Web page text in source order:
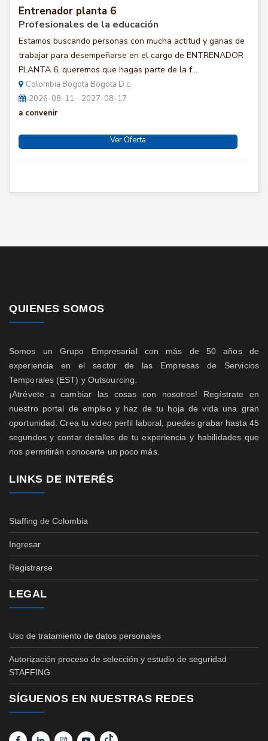
Entrenador planta 6
Profesionales de la educación
Estamos buscando personas con mucha actitud y ganas de
trabajar para desempeñarse en el cargo de ENTRENADOR
PLANTA 6, queremos que hagas parte de la f...
Colombia Bogota Bogota D.c.
2026-08-11 - 2027-08-17
a convenir
Ver Oferta
QUIENES SOMOS
Somos un Grupo Empresarial con más de 50 años de
experiencia en el sector de las Empresas de Servicios
Temporales (EST) y Outsourcing.
¡Atrévete a cambiar las cosas con nosotros! Regístrate en
nuestro portal de empleo y haz de tu hoja de vida una gran
oportunidad. Crea tu video perfil laboral, puedes grabar hasta 45
segundos y contar detalles de tu experiencia y habilidades que
nos permitirán conocerte un poco más.
LINKS DE INTERÉS
Staffing de Colombia
Ingresar
Registrarse
LEGAL
Uso de tratamiento de datos personales
Autorización proceso de selección y estudio de seguridad
STAFFING
SÍGUENOS EN NUESTRAS REDES